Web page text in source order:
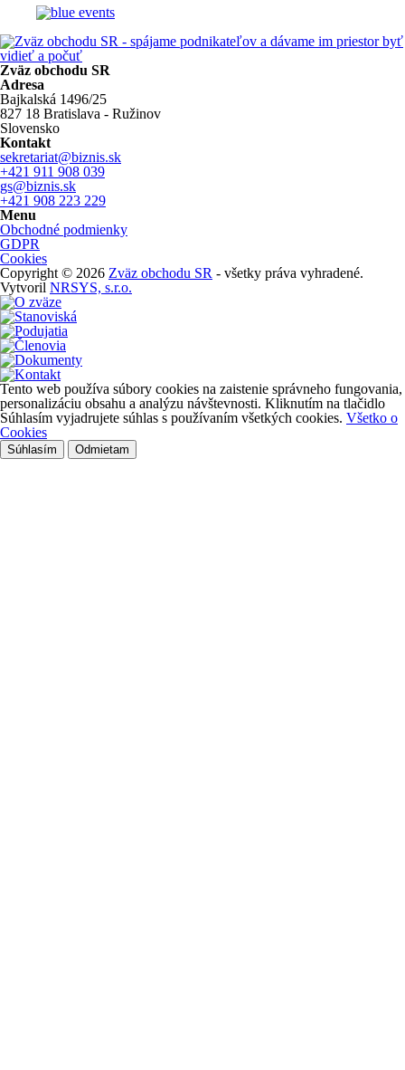
Zväz obchodu SR
Adresa
Bajkalská 1496/25
827 18 Bratislava - Ružinov
Slovensko
Kontakt
sekretariat@biznis.sk
+421 911 908 039
gs@biznis.sk
+421 908 223 229
Menu
Obchodné podmienky
GDPR
Cookies
Copyright © 2026 Zväz obchodu SR - všetky práva vyhradené.
Vytvoril NRSYS, s.r.o.
Tento web používa súbory cookies na zaistenie správneho fungovania,
personalizáciu obsahu a analýzu návštevnosti. Kliknutím na tlačidlo
Súhlasím vyjadrujete súhlas s používaním všetkých cookies. Všetko o
Cookies
Súhlasím Odmietam